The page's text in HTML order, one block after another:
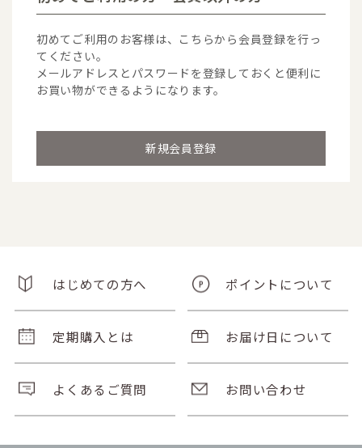
初めてご利用のお客様は、こちらから会員登録を行っ
てください。
メールアドレスとパスワードを登録しておくと便利に
お買い物ができるようになります。
はじめての方へ ポイントについて
定期購入とは お届け日について
よくあるご質問 お問い合わせ